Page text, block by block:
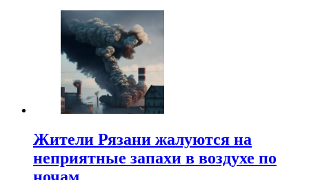
Жители Рязани жалуются на
неприятные запахи в воздухе по